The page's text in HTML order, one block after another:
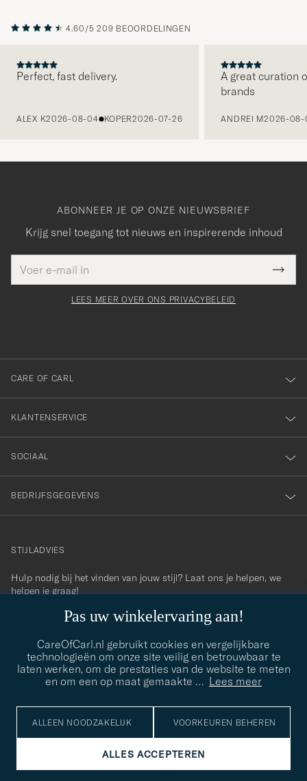
4.60/5 209 BEOORDELINGEN
Perfect, fast delivery.
ALEX K2026-08-04 KOPER2026-07-26
A great curation
brands
ANDREI M2026-08-
Pas uw winkelervaring aan!
CareOfCarl.nl gebruikt cookies en vergelijkbare
technologieën om onze site veilig en betrouwbaar te
laten werken, om de prestaties van de website te meten
en om een op maat gemaakte … Lees meer
ALLEEN NOODZAKELIJK VOORKEUREN BEHEREN
ALLES ACCEPTEREN
ABONNEER JE OP ONZE NIEUWSBRIEF
Krijg snel toegang tot nieuws en inspirerende inhoud
mailadres
veldBedankt
voor
onze
nieuwsbrief!
LEES MEER OVER ONS PRIVACYBELEID
CARE OF CARL
KLANTENSERVICE
SOCIAAL
BEDRIJFSGEGEVENS
contact@careofcarl.com
STIJLADVIES
Hulp nodig bij het vinden van jouw stijl? Laat ons je helpen, we
helpen je graag!
STIJLADVIES
© Care of Carl 2026